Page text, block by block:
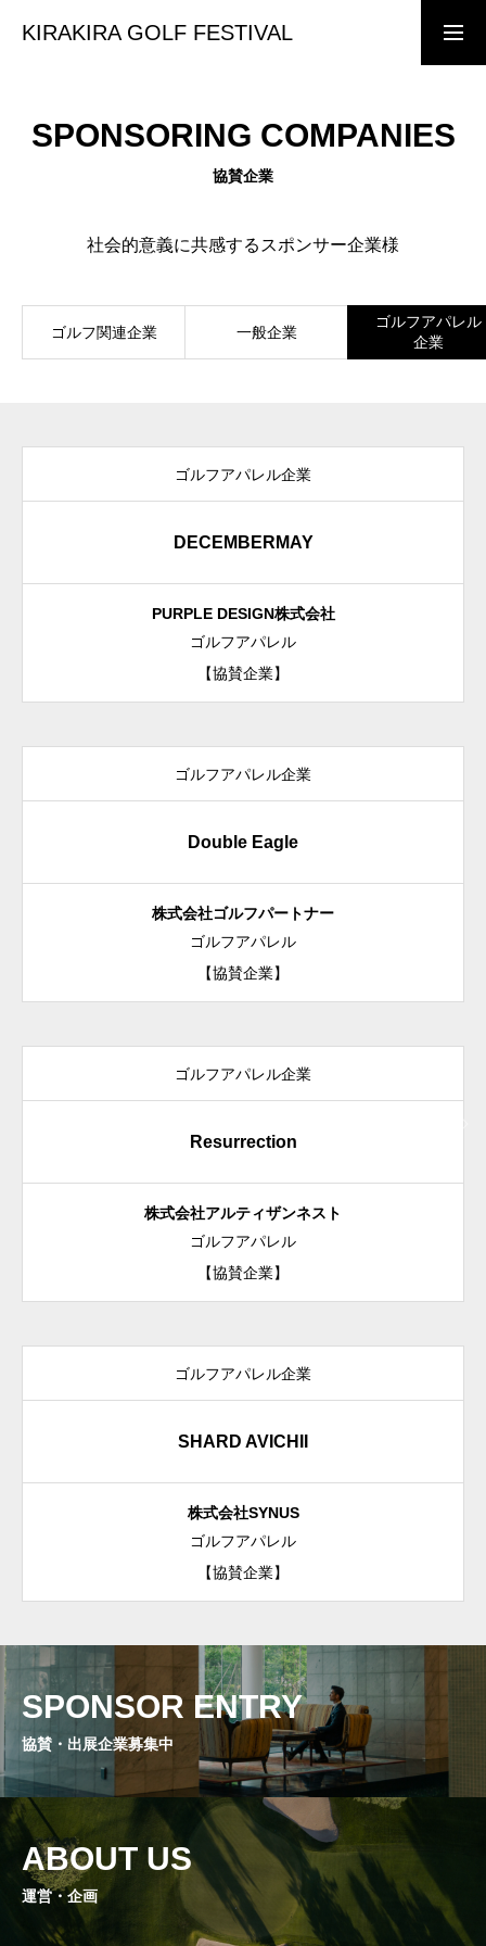
KIRAKIRA GOLF FESTIVAL
KIRAKIRA GOLF FESTIVAL
CONCEPT
イベントコンセプト
前売り・当日チケット
出展ブース
SPONSORING COMPANIES
協賛企業
社会的意義に共感するスポンサー企業様
ゴルフ関連企業 一般企業
ゴルフアパレル
企業
ゴルフアパレル企業
DECEMBERMAY
PURPLE DESIGN株式会社
ゴルフアパレル
【協賛企業】
ゴルフアパレル企業
Double Eagle
株式会社ゴルフパートナー
ゴルフアパレル
【協賛企業】
ゴルフアパレル企業
Resurrection
株式会社アルティザンネスト
ゴルフアパレル
【協賛企業】
ゴルフアパレル企業
SHARD AVICHII
株式会社SYNUS
ゴルフアパレル
【協賛企業】
SPONSOR ENTRY
協賛・出展企業募集中
ABOUT US
運営・企画